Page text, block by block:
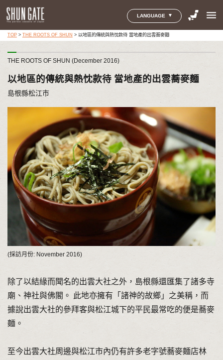
LANGUAGE menu
TOP> THE ROOTS OF SHUN > 以地區的傳統與熱忱款待 當地產的出雲蕎麥麵
THE ROOTS OF SHUN (December 2016)
以地區的傳統與熱忱款待 當地產的出雲蕎麥麵
島根縣松江市
(採訪月份: November 2016)
除了以結緣而聞名的出雲大社之外，島根縣還匯集了諸多寺
廟、神社與佛閣。 此地亦擁有「諸神的故鄉」之美稱，而
據說出雲大社的參拜客與松江城下的平民最常吃的便是蕎麥
麵。
至今出雲大社周邊與松江市內仍有許多老字號蕎麥麵店林